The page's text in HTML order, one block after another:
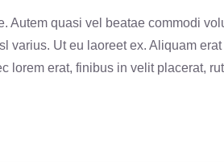
Autem quasi vel beatae commodi
varius. Ut eu laoreet ex. Aliquam
lorem erat, finibus in velit placerat,